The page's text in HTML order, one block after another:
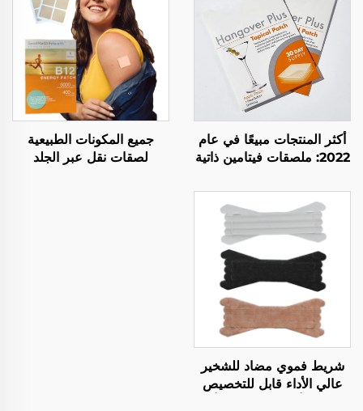
أكثر المنتجات مبيعًا في عام
2022: ملصقات فيتامين ذاتية
من أعراض شرب الكحول
وتحسن النوم والتركيز
جميع المكونات الطبيعية
لصقات نقل عبر الجلد
شريط فموي مضاد للشخير
عالي الأداء قابل للتخصيص